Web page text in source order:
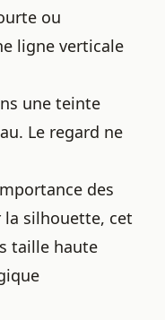
ou
ligne verticale
une teinte
Le regard ne
des
silhouette, cet
taille haute